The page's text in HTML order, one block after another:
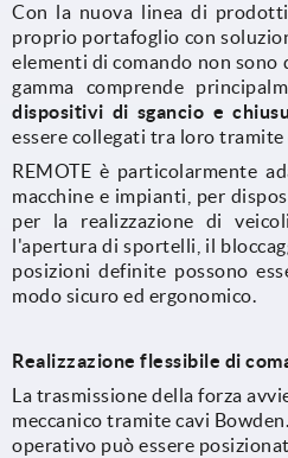
Con la nuova linea di prodotti
proprio portafoglio con
elementi di comando non sono
gamma comprende
dispositivi di sgancio e
essere collegati tra loro
REMOTE è particolarmente
macchine e impianti, per
per la realizzazione di
l'apertura di sportelli, il
posizioni definite possono
modo sicuro ed ergonomico.
Realizzazione flessibile di
La trasmissione della forza
meccanico tramite cavi
operativo può essere